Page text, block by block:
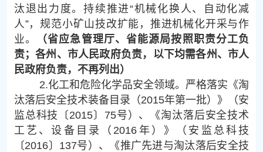
汰退出力度。持续推进“机械化换人、自动化减
人”，规范小矿山技改扩能，推进机械化开采与作
业。
（省应急管理厅、省能源局按照职责分工负
责；各州、市人民政府负责，以下均需各州、市人
民政府负责，不再列出）
2.化工和危险化学品安全领域。严格落实《淘
汰落后安全技术装备目录（2015年第一批）》（安
监总科技〔2015〕75号）、《淘汰落后安全技术
工艺、设备目录（2016年）》（安监总科技
〔2016〕137号）、《推广先进与淘汰落后安全技